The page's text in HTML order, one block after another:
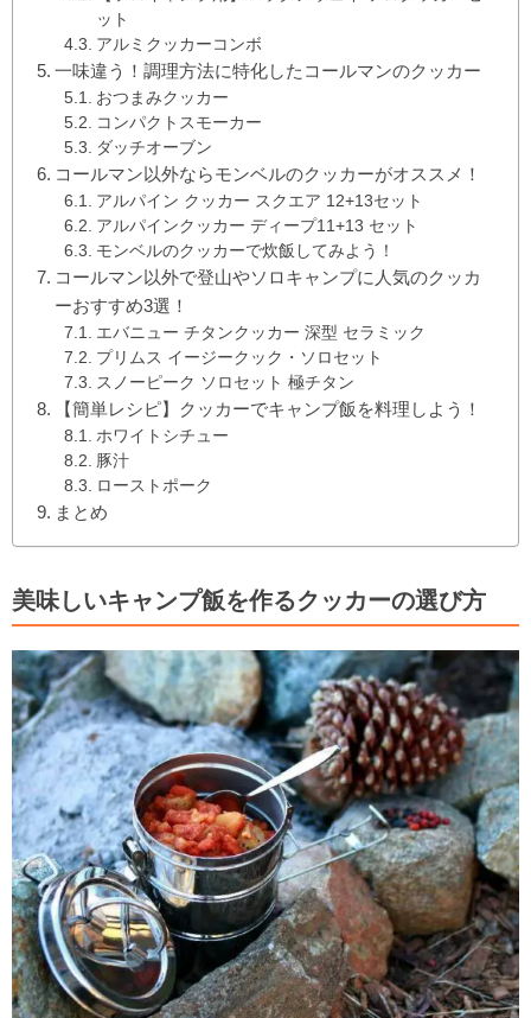
ット
アルミクッカーコンボ
一味違う！調理方法に特化したコールマンのクッカー
おつまみクッカー
コンパクトスモーカー
ダッチオーブン
コールマン以外ならモンベルのクッカーがオススメ！
アルパイン クッカー スクエア 12+13セット
アルパインクッカー ディープ11+13 セット
モンベルのクッカーで炊飯してみよう！
コールマン以外で登山やソロキャンプに人気のクッカ
ーおすすめ3選！
エバニュー チタンクッカー 深型 セラミック
プリムス イージークック・ソロセット
スノーピーク ソロセット 極チタン
【簡単レシピ】クッカーでキャンプ飯を料理しよう！
ホワイトシチュー
豚汁
ローストポーク
まとめ
美味しいキャンプ飯を作るクッカーの選び方